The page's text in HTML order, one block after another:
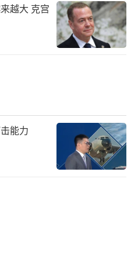
越大 克宫
能力